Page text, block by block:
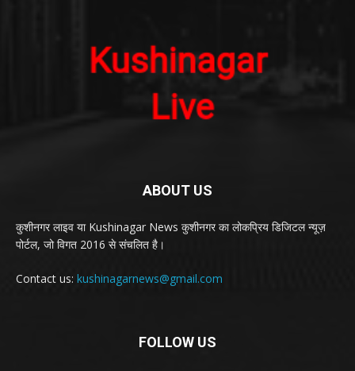
ABOUT US
कुशीनगर लाइव या Kushinagar News कुशीनगर का लोकप्रिय डिजिटल न्यूज़
पोर्टल, जो विगत 2016 से संचलित है।
Contact us: kushinagarnews@gmail.com
FOLLOW US